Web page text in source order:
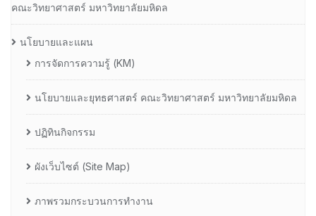
คณะวิทยาศาสตร์ มหาวิทยาลัยมหิดล
นโยบายและแผน
การจัดการความรู้ (KM)
นโยบายและยุทธศาสตร์ คณะวิทยาศาสตร์ มหาวิทยาลัยมหิดล
ปฏิทินกิจกรรม
ผังเว็บไซต์ (Site Map)
ภาพรวมกระบวนการทำงาน